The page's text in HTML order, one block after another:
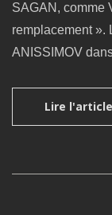
SAGAN, comme
remplacement ».
ANISSIMOV
Lire l'article